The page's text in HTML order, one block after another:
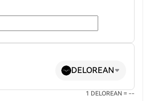
DELOREAN
1 DELOREAN = --